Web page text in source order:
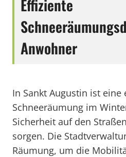
Effiziente
Anwohner
In Sankt Augustin ist eine
Schneeräumung im
Sicherheit auf den
sorgen. Die
Räumung, um die